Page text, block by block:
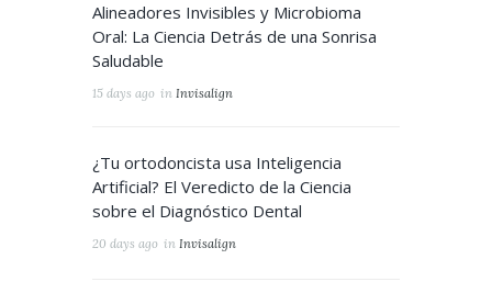
Alineadores Invisibles y Microbioma
Oral: La Ciencia Detrás de una Sonrisa
Saludable
15 days ago in Invisalign
¿Tu ortodoncista usa Inteligencia
Artificial? El Veredicto de la Ciencia
sobre el Diagnóstico Dental
20 days ago in Invisalign